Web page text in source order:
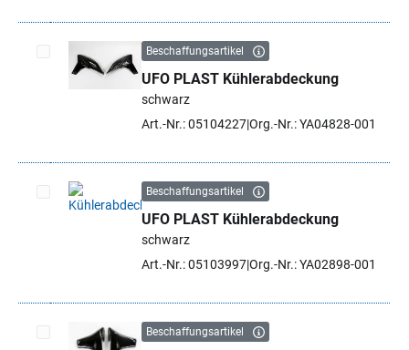
Artikel auswählen
Beschaffungsartikel
UFO PLAST Kühlerabdeckung
schwarz
Art.-Nr.: 05104227Org.-Nr.: YA04828-001
Artikel auswählen
Beschaffungsartikel
UFO PLAST Kühlerabdeckung
schwarz
Art.-Nr.: 05103997Org.-Nr.: YA02898-001
Beschaffungsartikel